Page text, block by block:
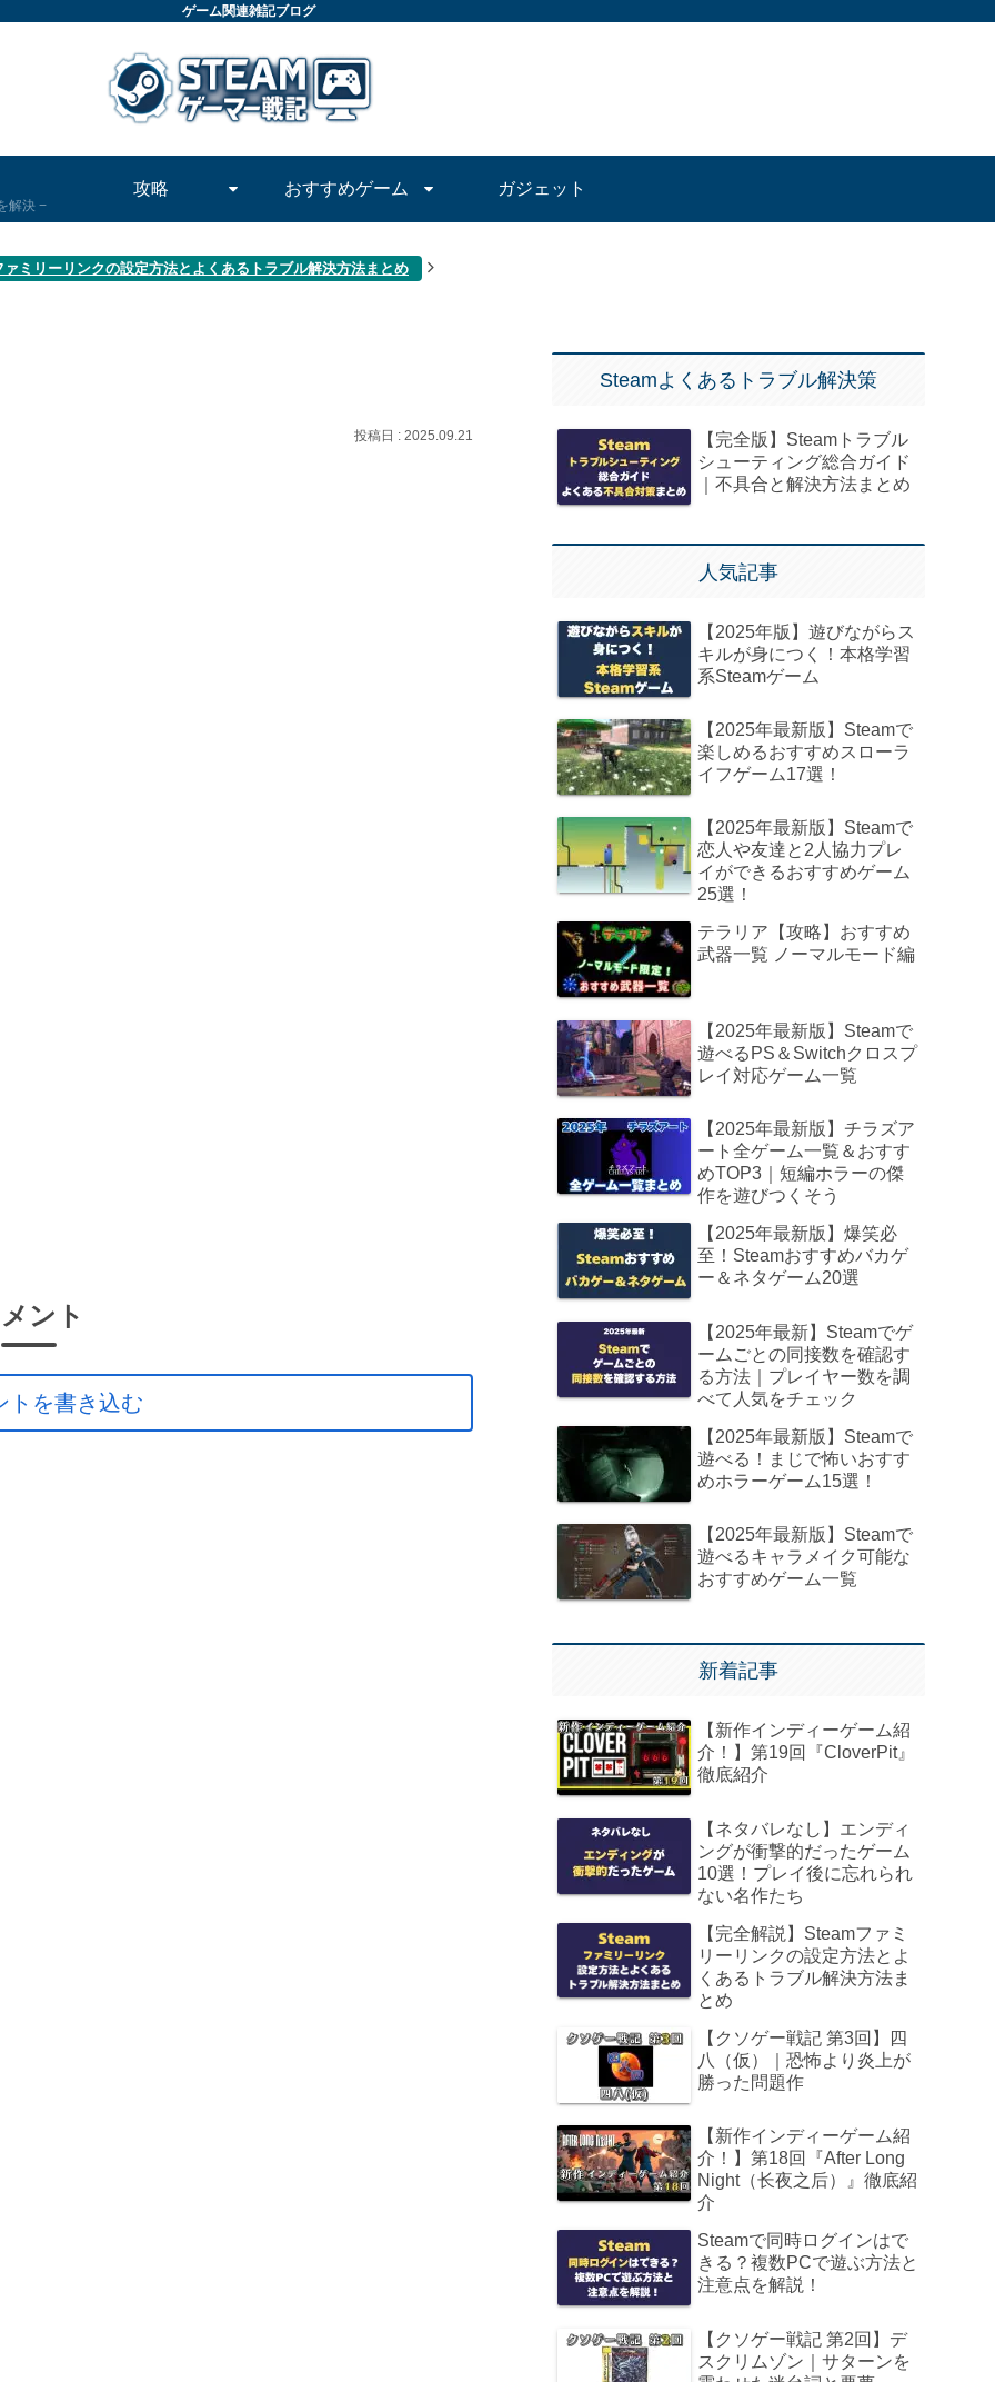
ゲーム関連雑記ブログ
解決
攻略 おすすめゲーム ガジェット
ミリーリンクの設定方法とよくあるトラブル解決方法まとめ
2025.09.21
ント
トを書き込む
Steamよくあるトラブル解決策
【完全版】Steamトラブル
シューティング総合ガイド
｜不具合と解決方法まとめ
人気記事
【2025年版】遊びながらス
キルが身につく！本格学習
系Steamゲーム
【2025年最新版】Steamで
楽しめるおすすめスローラ
イフゲーム17選！
【2025年最新版】Steamで
恋人や友達と2人協力プレ
イができるおすすめゲーム
25選！
テラリア【攻略】おすすめ
武器一覧 ノーマルモード編
【2025年最新版】Steamで
遊べるPS＆Switchクロスプ
レイ対応ゲーム一覧
【2025年最新版】チラズア
ート全ゲーム一覧＆おすす
めTOP3｜短編ホラーの傑
作を遊びつくそう
【2025年最新版】爆笑必
至！Steamおすすめバカゲ
ー＆ネタゲーム20選
【2025年最新】Steamでゲ
ームごとの同接数を確認す
る方法｜プレイヤー数を調
べて人気をチェック
【2025年最新版】Steamで
遊べる！まじで怖いおすす
めホラーゲーム15選！
【2025年最新版】Steamで
遊べるキャラメイク可能な
おすすめゲーム一覧
新着記事
【新作インディーゲーム紹
介！】第19回『CloverPit』
徹底紹介
【ネタバレなし】エンディ
ングが衝撃的だったゲーム
10選！プレイ後に忘れられ
ない名作たち
【完全解説】Steamファミ
リーリンクの設定方法とよ
くあるトラブル解決方法ま
とめ
【クソゲー戦記 第3回】四
八（仮）｜恐怖より炎上が
勝った問題作
【新作インディーゲーム紹
介！】第18回『After Long
Night（长夜之后）』徹底紹
介
Steamで同時ログインはで
きる？複数PCで遊ぶ方法と
注意点を解説！
【クソゲー戦記 第2回】デ
スクリムゾン｜サターンを